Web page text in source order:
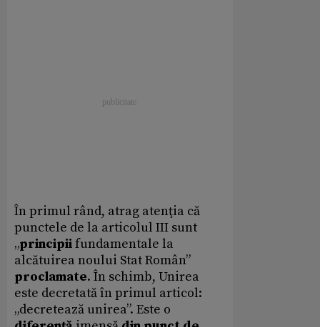
În primul rând, atrag atenţia că
punctele de la articolul III sunt
„principiifundamentale la
alcătuirea noului Stat Român”
proclamate. În schimb, Unirea
este decretată în primul articol:
„decretează unirea”. Este o